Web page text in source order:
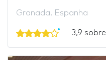
Granada, Espanha
3,9